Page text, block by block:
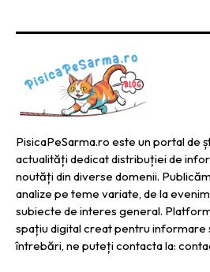
PisicaPeSarma.ro este un portal de
actualități dedicat distribuției de
noutăți din diverse domenii.
analize pe teme variate, de la
subiecte de interes general.
spațiu digital creat pentru informare
întrebări, ne puteți contacta la: